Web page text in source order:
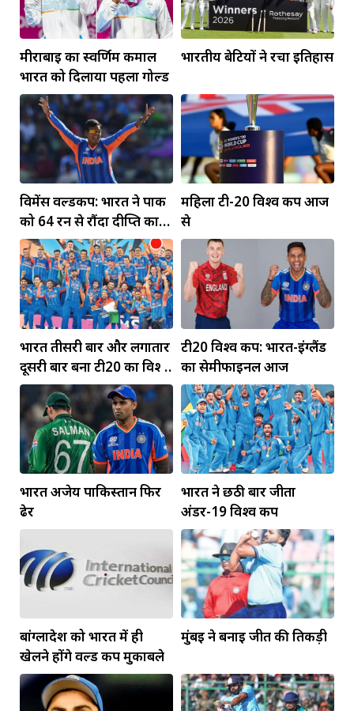
मीराबाई का स्वर्णिम कमाल
भारत को दिलाया पहला गोल्ड
भारतीय बेटियों ने रचा इतिहास
विमेंस वर्ल्डकप: भारत ने पाक
को 64 रन से रौंदा दीप्ति का
पंजा... मंधाना की फिफ्टी
महिला टी-20 विश्व कप आज
से
भारत तीसरी बार और लगातार
दूसरी बार बना टी20 का विश्व
विजेता
टी20 विश्व कप: भारत-इंग्लैंड
का सेमीफाइनल आज
भारत अजेय पाकिस्तान फिर
ढेर
भारत ने छठी बार जीता
अंडर-19 विश्व कप
बांग्लादेश को भारत में ही
खेलने होंगे वर्ल्ड कप मुकाबले
मुंबई ने बनाई जीत की तिकड़ी